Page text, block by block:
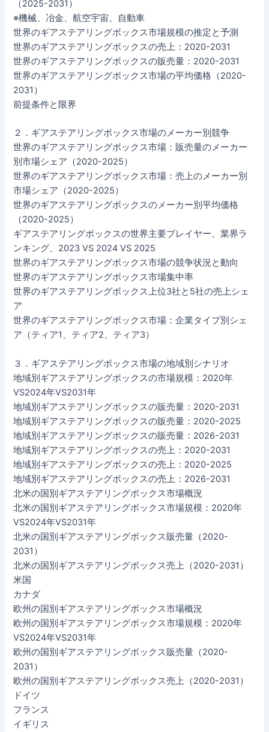
（2025-2031）
※機械、冶金、航空宇宙、自動車
世界のギアステアリングボックス市場規模の推定と予測
世界のギアステアリングボックスの売上：2020-2031
世界のギアステアリングボックスの販売量：2020-2031
世界のギアステアリングボックス市場の平均価格（2020-
2031）
前提条件と限界
２．ギアステアリングボックス市場のメーカー別競争
世界のギアステアリングボックス市場：販売量のメーカー
別市場シェア（2020-2025）
世界のギアステアリングボックス市場：売上のメーカー別
市場シェア（2020-2025）
世界のギアステアリングボックスのメーカー別平均価格
（2020-2025）
ギアステアリングボックスの世界主要プレイヤー、業界ラ
ンキング、2023 VS 2024 VS 2025
世界のギアステアリングボックス市場の競争状況と動向
世界のギアステアリングボックス市場集中率
世界のギアステアリングボックス上位3社と5社の売上シェ
ア
世界のギアステアリングボックス市場：企業タイプ別シェ
ア（ティア1、ティア2、ティア3）
３．ギアステアリングボックス市場の地域別シナリオ
地域別ギアステアリングボックスの市場規模：2020年
VS2024年VS2031年
地域別ギアステアリングボックスの販売量：2020-2031
地域別ギアステアリングボックスの販売量：2020-2025
地域別ギアステアリングボックスの販売量：2026-2031
地域別ギアステアリングボックスの売上：2020-2031
地域別ギアステアリングボックスの売上：2020-2025
地域別ギアステアリングボックスの売上：2026-2031
北米の国別ギアステアリングボックス市場概況
北米の国別ギアステアリングボックス市場規模：2020年
VS2024年VS2031年
北米の国別ギアステアリングボックス販売量（2020-
2031）
北米の国別ギアステアリングボックス売上（2020-2031）
米国
カナダ
欧州の国別ギアステアリングボックス市場概況
欧州の国別ギアステアリングボックス市場規模：2020年
VS2024年VS2031年
欧州の国別ギアステアリングボックス販売量（2020-
2031）
欧州の国別ギアステアリングボックス売上（2020-2031）
ドイツ
フランス
イギリス